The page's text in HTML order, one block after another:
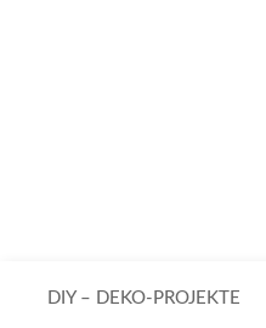
DIY – DEKO-PROJEKTE